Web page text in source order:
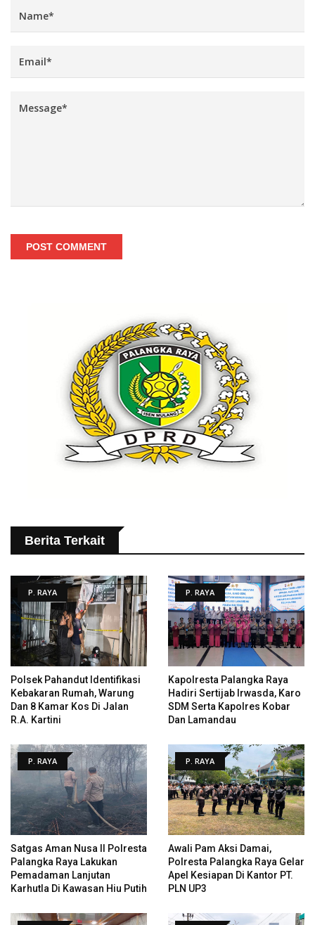
POST COMMENT
Berita Terkait
P. RAYA
Polsek Pahandut Identifikasi
Kebakaran Rumah, Warung
Dan 8 Kamar Kos Di Jalan
R.A. Kartini
P. RAYA
Kapolresta Palangka Raya
Hadiri Sertijab Irwasda, Karo
SDM Serta Kapolres Kobar
Dan Lamandau
P. RAYA
Satgas Aman Nusa II Polresta
Palangka Raya Lakukan
Pemadaman Lanjutan
Karhutla Di Kawasan Hiu Putih
P. RAYA
Awali Pam Aksi Damai,
Polresta Palangka Raya Gelar
Apel Kesiapan Di Kantor PT.
PLN UP3